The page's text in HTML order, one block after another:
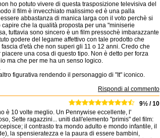
ho potuto vivere di questa trasposizione televisiva del
il film è invecchiato malissimo ed è una palla
abbastanza di manica larga con il voto perchè si
che la qualità proposta per una "miniserie
tuttavia sono sincero è un film pressochè imbarazzante
godere del legame affettivo con tale prodotto che
d'età che non superi gli 11 o 12 anni. Credo che
una cosa di questo tipo. Non è detto per forza
ma che per me ha un senso logico.
figurativa rendendo il personaggio di "It" iconico.
Rispondi al commento
9½ / 10
è 10 volte meglio. Un Pennywise eccellente, l'
Sette ragazzini... uniti dall'elemento "primis" del film:
il contrasto tra mondo adulto e mondo infantile, il
la spensieratezza e la paura di essere bambini,